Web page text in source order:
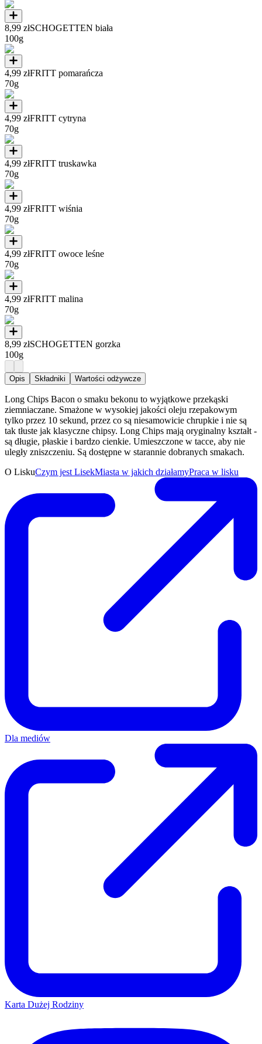
8,99 złSCHOGETTEN biała
100g
4,99 złFRITT pomarańcza
70g
4,99 złFRITT cytryna
70g
4,99 złFRITT truskawka
70g
4,99 złFRITT wiśnia
70g
4,99 złFRITT owoce leśne
70g
4,99 złFRITT malina
70g
8,99 złSCHOGETTEN gorzka
100g
Opis Składniki Wartości odżywcze
Long Chips Bacon o smaku bekonu to wyjątkowe przekąski
ziemniaczane. Smażone w wysokiej jakości oleju rzepakowym
tylko przez 10 sekund, przez co są niesamowicie chrupkie i nie są
tak tłuste jak klasyczne chipsy. Long Chips mają oryginalny kształt -
są długie, płaskie i bardzo cienkie. Umieszczone w tacce, aby nie
uległy zniszczeniu. Są dostępne w starannie dobranych smakach.
O LiskuCzym jest LisekMiasta w jakich działamyPraca w lisku
Dla mediów
Karta Dużej Rodziny